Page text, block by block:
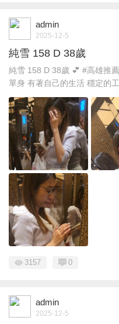
admin
2025-12-5
純雪 158 D 38歲
純雪 158 D 38歲 💕 #高雄推
單身 有著自己的生活 穩定的工
3157 0
admin
2025-12-5